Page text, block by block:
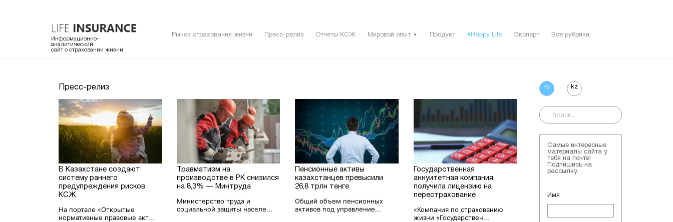
Информационно-
аналитический
сайт о страховании жизни
Рынок страхования жизни Пресс-релиз Отчеты КСЖ Мировой опыт ▼ Продукт #Happy Life Эксперт Все рубрики
Пресс-релиз
В Казахстане создают
систему раннего
предупреждения рисков
КСЖ
На портале «Открытые
нормативные правовые акт...
Травматизм на
производстве в РК снизился
на 8,3% — Минтруда
Министерство труда и
социальной защиты населе...
Пенсионные активы
казахстанцев превысили
26,8 трлн тенге
Общий объем пенсионных
активов под управление...
Государственная
аннуитетная компания
получила лицензию на
перестрахование
«Компания по страхованию
жизни «Государствен...
ru kz
Самые интересные
материалы сайта у
тебя на почте!
Подпишись на
рассылку.
Имя